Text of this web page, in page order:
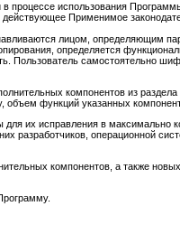
использования
Применимое
лицом,
определяется
Пользователь самостоятельно
компонентов из
функций указанных
их исправления в максимально
разработчиков, операционной
компонентов, а также